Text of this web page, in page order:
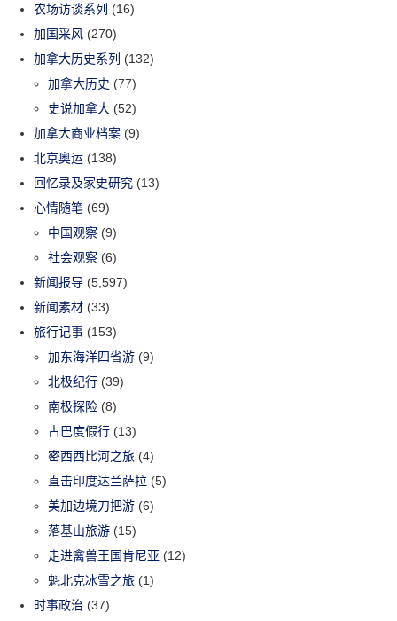
农场访谈系列 (16)
加国采风 (270)
加拿大历史系列 (132)
加拿大历史 (77)
史说加拿大 (52)
加拿大商业档案 (9)
北京奥运 (138)
回忆录及家史研究 (13)
心情随笔 (69)
中国观察 (9)
社会观察 (6)
新闻报导 (5,597)
新闻素材 (33)
旅行记事 (153)
加东海洋四省游 (9)
北极纪行 (39)
南极探险 (8)
古巴度假行 (13)
密西西比河之旅 (4)
直击印度达兰萨拉 (5)
美加边境刀把游 (6)
落基山旅游 (15)
走进禽兽王国肯尼亚 (12)
魁北克冰雪之旅 (1)
时事政治 (37)